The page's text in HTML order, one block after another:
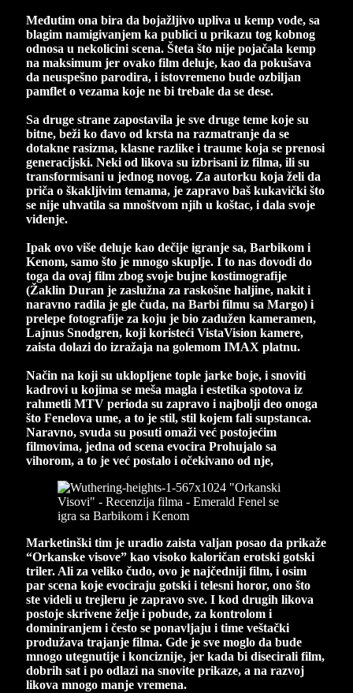
Međutim ona bira da bojažljivo upliva u kemp vode, sa
blagim namigivanjem ka publici u prikazu tog kobnog
odnosa u nekolicini scena. Šteta što nije pojačala kemp
na maksimum jer ovako film deluje, kao da pokušava
da neuspešno parodira, i istovremeno bude ozbiljan
pamflet o vezama koje ne bi trebale da se dese.
Sa druge strane zapostavila je sve druge teme koje su
bitne, beži ko đavo od krsta na razmatranje da se
dotakne rasizma, klasne razlike i traume koja se prenosi
generacijski. Neki od likova su izbrisani iz filma, ili su
transformisani u jednog novog. Za autorku koja želi da
priča o škakljivim temama, je zapravo baš kukavički što
se nije uhvatila sa mnoštvom njih u koštac, i dala svoje
viđenje.
Ipak ovo više deluje kao dečije igranje sa, Barbikom i
Kenom, samo što je mnogo skuplje. I to nas dovodi do
toga da ovaj film zbog svoje bujne kostimografije
(Žaklin Duran je zaslužna za raskošne haljine, nakit i
naravno radila je gle čuda, na Barbi filmu sa Margo) i
prelepe fotografije za koju je bio zadužen kameramen,
Lajnus Snodgren, koji koristeći VistaVision kamere,
zaista dolazi do izražaja na golemom IMAX platnu.
Način na koji su uklopljene tople jarke boje, i snoviti
kadrovi u kojima se meša magla i estetika spotova iz
rahmetli MTV perioda su zapravo i najbolji deo onoga
što Fenelova ume, a to je stil, stil kojem fali supstanca.
Naravno, svuda su posuti omaži već postojećim
filmovima, jedna od scena evocira Prohujalo sa
vihorom, a to je već postalo i očekivano od nje,
Marketinški tim je uradio zaista valjan posao da prikaže
“Orkanske visove” kao visoko kaloričan erotski gotski
triler. Ali za veliko čudo, ovo je najčedniji film, i osim
par scena koje evociraju gotski i telesni horor, ono što
ste videli u trejleru je zapravo sve. I kod drugih likova
postoje skrivene želje i pobude, za kontrolom i
dominiranjem i često se ponavljaju i time veštački
produžava trajanje filma. Gde je sve moglo da bude
mnogo utegnutije i konciznije, jer kada bi disecirali film,
dobrih sat i po odlazi na snovite prikaze, a na razvoj
likova mnogo manje vremena.